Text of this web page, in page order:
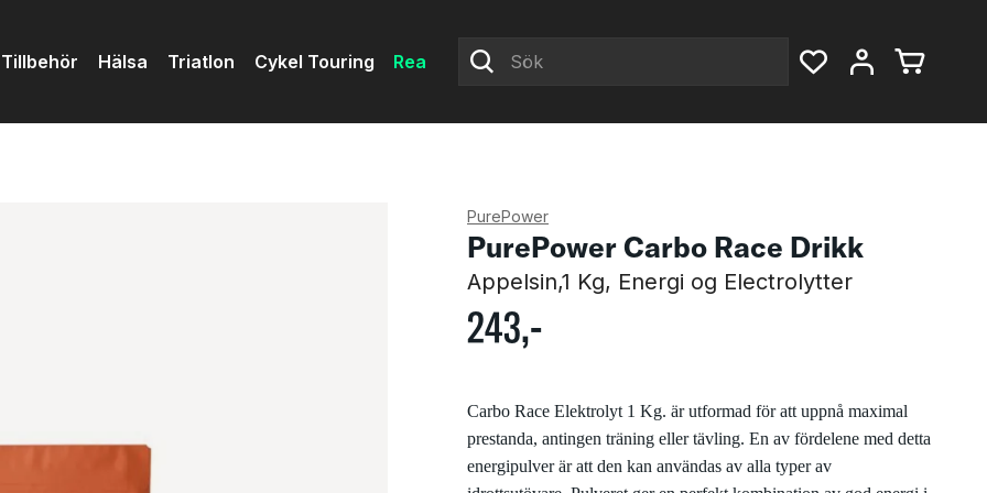
Tillbehör Hälsa Triatlon Cykel Touring Rea
PurePower
PurePower Carbo Race Drikk
Appelsin,1 Kg, Energi og Electrolytter
243,-
Carbo Race Elektrolyt 1 Kg. är utformad för att uppnå maximal
prestanda, antingen träning eller tävling. En av fördelene med detta
energipulver är att den kan användas av alla typer av